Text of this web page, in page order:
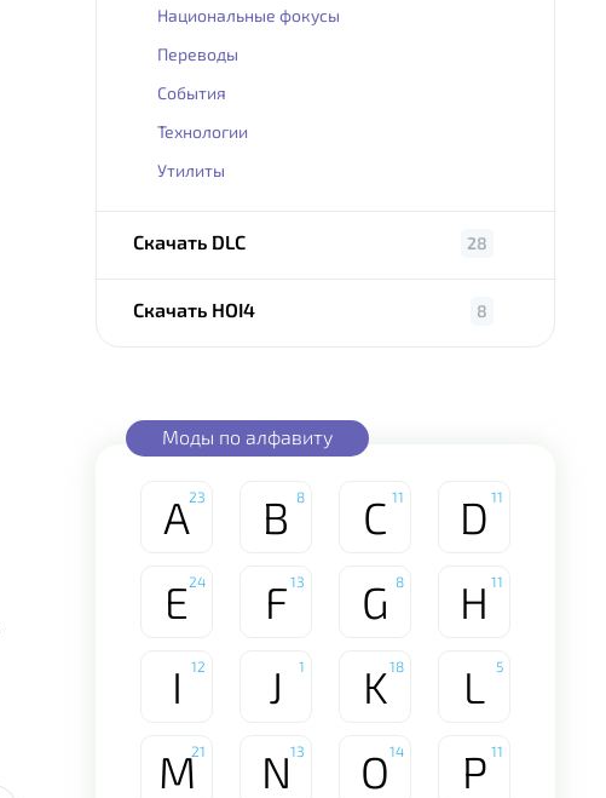
Национальные фокусы
Переводы
События
Технологии
Утилиты
Скачать DLC 28
Скачать HOI4 8
Моды по алфавиту
A23 B 8 C 11 D 11
E 24 F 13 G 8 H 11
I 12 J 1 K18 L 5
M21 N13 O14 P 11